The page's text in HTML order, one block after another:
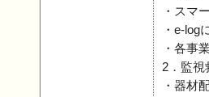
・スマ
・e-log
・各事
2．監視
・器材